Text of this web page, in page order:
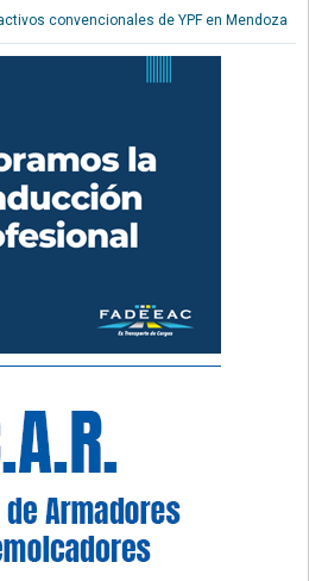
convencionales de YPF en Mendoza